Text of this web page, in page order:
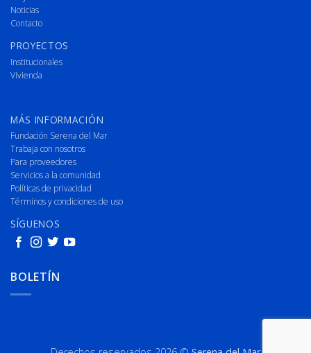
Noticias
Contacto
PROYECTOS
Institucionales
Vivienda
MÁS INFORMACIÓN
Fundación Serena del Mar
Trabaja con nosotros
Para proveedores
Servicios a la comunidad
Políticas de privacidad
Términos y condiciones de uso
SÍGUENOS
BOLETÍN